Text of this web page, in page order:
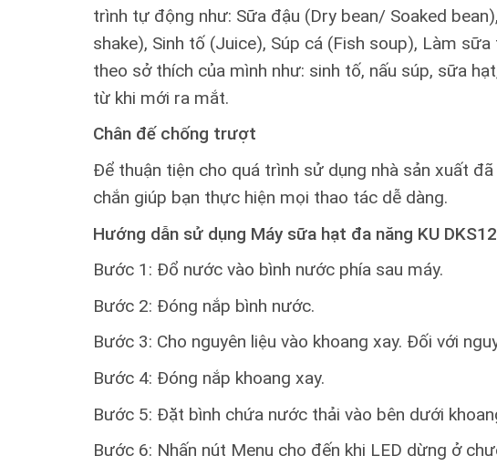
trình tự động như: Sữa đậu (Dry bean/ Soaked
shake), Sinh tố (Juice), Súp cá (Fish soup), Làm
theo sở thích của mình như: sinh tố, nấu súp, sữa
từ khi mới ra mắt.
Chân đế chống trượt
Để thuận tiện cho quá trình sử dụng nhà sản xuất
chắn giúp bạn thực hiện mọi thao tác dễ dàng.
Hướng dẫn sử dụng Máy sữa hạt đa năng KU
Bước 1: Đổ nước vào bình nước phía sau máy.
Bước 2: Đóng nắp bình nước.
Bước 3: Cho nguyên liệu vào khoang xay. Đối với
Bước 4: Đóng nắp khoang xay.
Bước 5: Đặt bình chứa nước thải vào bên dưới
Bước 6: Nhấn nút Menu cho đến khi LED dừng ở